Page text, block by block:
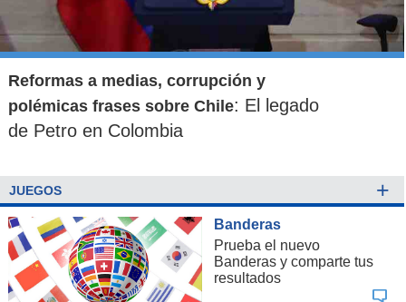
Reformas a medias, corrupción y
polémicas frases sobre Chile: El legado
de Petro en Colombia
JUEGOS +
Banderas
Prueba el nuevo
Banderas y comparte tus
resultados